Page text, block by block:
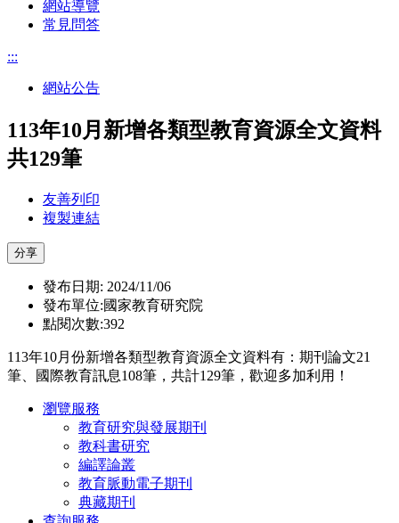
網站導覽
常見問答
:::
網站公告
113年10月新增各類型教育資源全文資料
共129筆
友善列印
複製連結
分享
發布日期: 2024/11/06
發布單位:國家教育研究院
點閱次數:392
113年10月份新增各類型教育資源全文資料有：期刊論文21
筆、國際教育訊息108筆，共計129筆，歡迎多加利用！
瀏覽服務
教育研究與發展期刊
教科書研究
編譯論叢
教育脈動電子期刊
典藏期刊